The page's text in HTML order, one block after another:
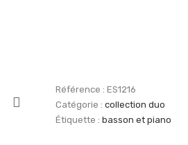
Référence : ES1216
Catégorie : collection duo
Étiquette : basson et piano